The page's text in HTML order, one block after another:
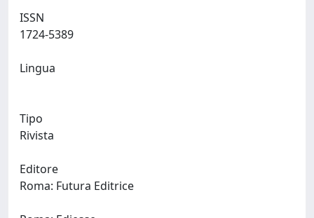
ISSN
Lingua
Tipo
Rivista
Editore
Roma: Futura Editrice